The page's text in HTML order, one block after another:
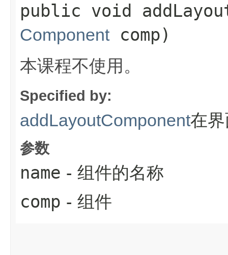
public void
Componentcomp)
本课程不使用。
Specified by:
addLayoutComponent在
参数
name - 组件的名称
comp - 组件